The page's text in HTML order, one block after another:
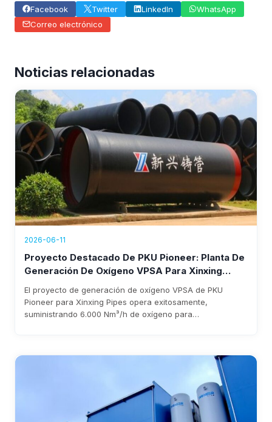
Facebook Twitter LinkedIn
WhatsApp
Correo electrónico
Noticias relacionadas
2026-06-11
Proyecto Destacado De PKU Pioneer: Planta De
Generación De Oxígeno VPSA Para Xinxing
Pipes Ya Está Operativa, Generando Más De
$1.76 Millones En Ingresos Anuales
El proyecto de generación de oxígeno VPSA de PKU
Pioneer para Xinxing Pipes opera exitosamente,
suministrando 6.000 Nm³/h de oxígeno para
recuperación de la inversión prevista en tres años.